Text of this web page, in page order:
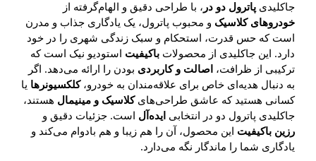
جاکلیدی پاترول دو در ، با طراحی دقیق و الهام‌گرفته از
خودروهای کلاسیک و محبوب پاترول، یک یادگاری جذاب و مدرن
است که حس قدرت، استحکام و سبک زندگی شهری را در خود
دارد. این جاکلیدی از محصولات باکیفیت استودیو نیک است که
ترکیبی از ظرافت، اصالت و کاربردی بودن را ارائه می‌دهد. اگر
به دنبال هدیه‌ای خاص برای علاقه‌مندان به خودرو، کلکسیونرها یا
کسانی هستید که عاشق طراحی‌هایکلاسیک و مینیمال هستند،
جاکلیدی پاترول دو در انتخابی ایده‌آل است. جزئیات دقیق و
رزین باکیفیت این محصول، آن را هم زیبا و هم بادوام می‌کند و
یادگاری شما را ماندگار نگه می‌دارد.